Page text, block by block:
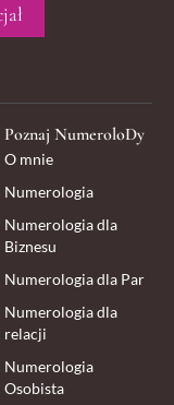
Poznaj NumeroloDy
O mnie
Numerologia
Numerologia dla
Biznesu
Numerologia dla Par
Numerologia dla
relacji
Numerologia
Osobista